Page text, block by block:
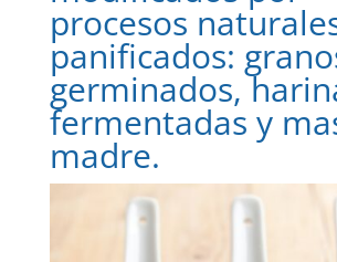
procesos
panificados:
germinados,
fermentadas y
madre.